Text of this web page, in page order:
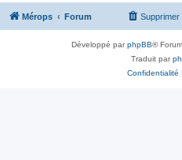
Mérops Forum Supprimer
Développé parphpBB®
Traduit par
Confidentialité